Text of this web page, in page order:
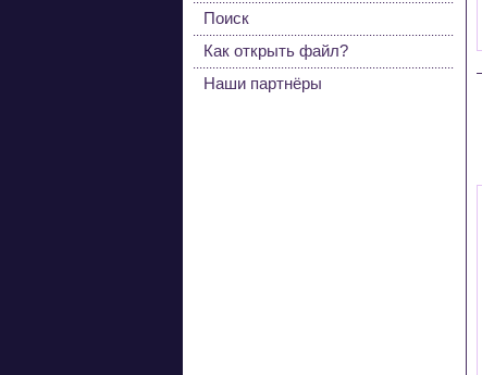
Поиск
Как открыть файл?
Наши партнёры